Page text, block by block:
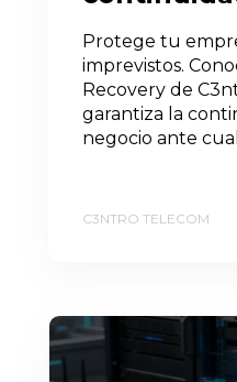
Protege tu
imprevistos.
Recovery de
garantiza la
negocio ante
C3NTRO TELECOM